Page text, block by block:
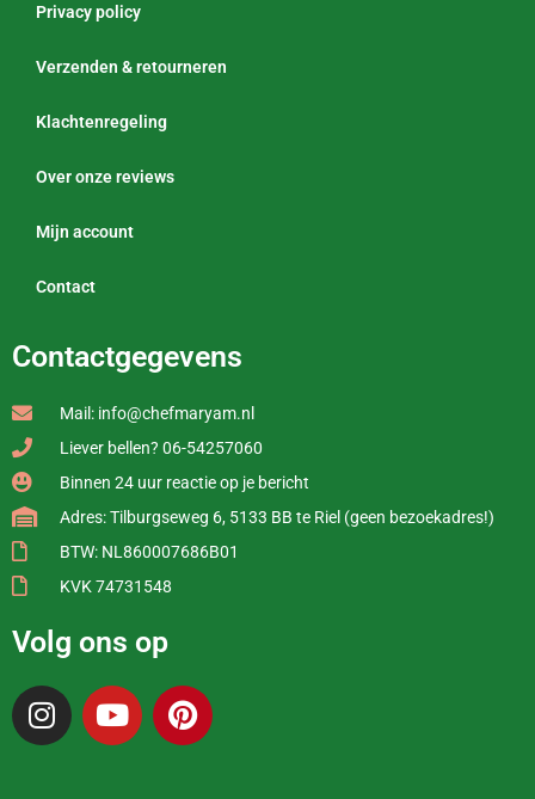
Privacy policy
Verzenden & retourneren
Klachtenregeling
Over onze reviews
Mijn account
Contact
Contactgegevens
Mail: info@chefmaryam.nl
Liever bellen? 06-54257060
Binnen 24 uur reactie op je bericht
Adres: Tilburgseweg 6, 5133 BB te Riel (geen bezoekadres!)
BTW: NL860007686B01
KVK 74731548
Volg ons op
I
n
Y
o
P
i